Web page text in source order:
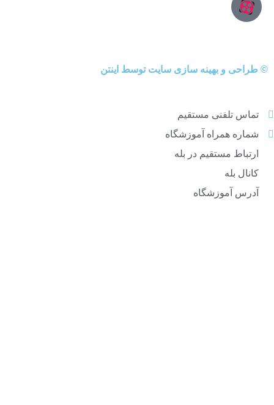
© طراحی و بهینه سازی سایت توسط اینتن
تماس تلفنی مستقیم
شماره همراه آموزشگاه
ارتباط مستقیم در بله
کانال بله
آدرس آموزشگاه